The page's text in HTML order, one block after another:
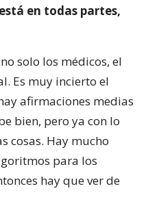
en todas partes,
solo los médicos, el
Es muy incierto el
afirmaciones medias
bien, pero ya con lo
cosas. Hay mucho
para los
hay que ver de